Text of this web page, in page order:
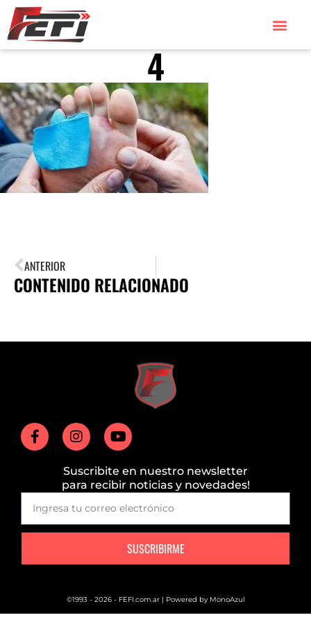
4
ANTERIOR
CONTENIDO RELACIONADO
Suscribite en nuestro newsletter
para recibir noticias y novedades!
SUSCRIBIRME
©1993 - 2026 - FEFI.com.ar | Powered by MonoAzul